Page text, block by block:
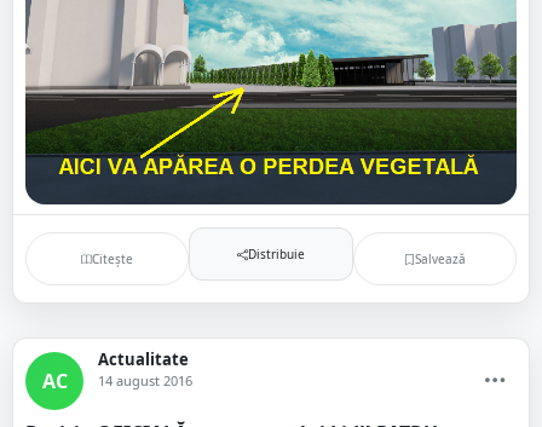
Citește Distribuie Salvează
AC
Actualitate
14 august 2016